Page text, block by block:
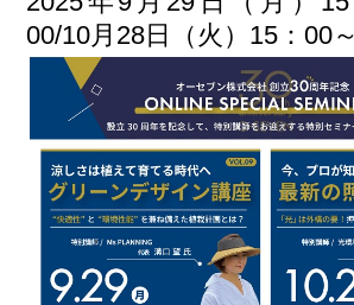
00/10月28日（火）15：00